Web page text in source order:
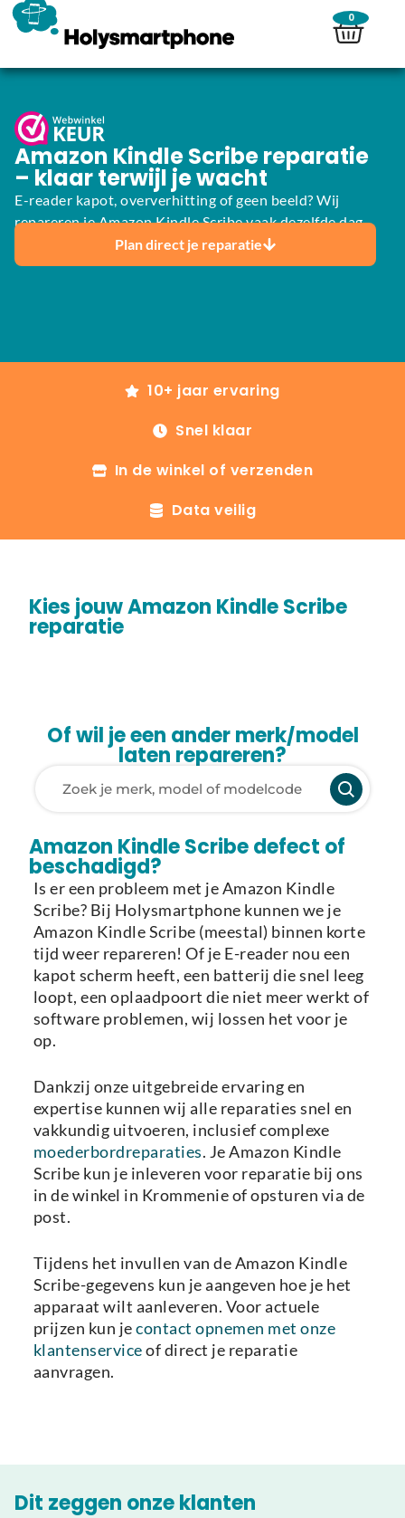
0
Amazon Kindle Scribe reparatie
– klaar terwijl je wacht
E-reader kapot, oververhitting of geen beeld? Wij
repareren je Amazon Kindle Scribe vaak dezelfde dag.
Plan direct je reparatie
10+ jaar ervaring
Snel klaar
In de winkel of verzenden
Data veilig
Kies jouw Amazon Kindle Scribe
reparatie
Of wil je een ander merk/model
laten repareren?
Amazon Kindle Scribe defect of
beschadigd?
Is er een probleem met je Amazon Kindle
Scribe? Bij Holysmartphone kunnen we je
Amazon Kindle Scribe (meestal) binnen korte
tijd weer repareren! Of je E-reader nou een
kapot scherm heeft, een batterij die snel leeg
loopt, een oplaadpoort die niet meer werkt of
software problemen, wij lossen het voor je
op.
Dankzij onze uitgebreide ervaring en
expertise kunnen wij alle reparaties snel en
vakkundig uitvoeren, inclusief complexe
moederbordreparaties. Je Amazon Kindle
Scribe kun je inleveren voor reparatie bij ons
in de winkel in Krommenie of opsturen via de
post.
Tijdens het invullen van de Amazon Kindle
Scribe-gegevens kun je aangeven hoe je het
apparaat wilt aanleveren. Voor actuele
prijzen kun jecontact opnemen met onze
klantenserviceof direct je reparatie
aanvragen.
Dit zeggen onze klanten